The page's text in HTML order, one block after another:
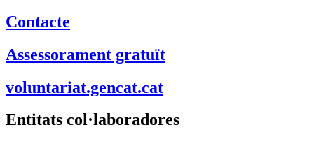
Contacte
Assessorament gratuït
voluntariat.gencat.cat
Entitats col·laboradores